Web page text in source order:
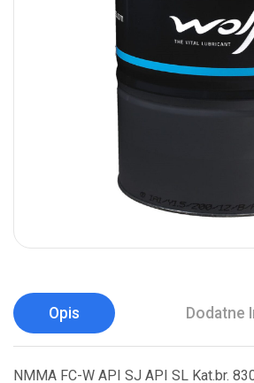
Opis Dodatne
NMMA FC-W API SJ API SL Kat.br.